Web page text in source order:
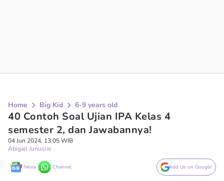
Home Big Kid 6-9 years old
40 Contoh Soal Ujian IPA Kelas 4
semester 2, dan Jawabannya!
04 Jun 2024, 13:05 WIB
Abigail Junuslie
News Channel Add Us on Google